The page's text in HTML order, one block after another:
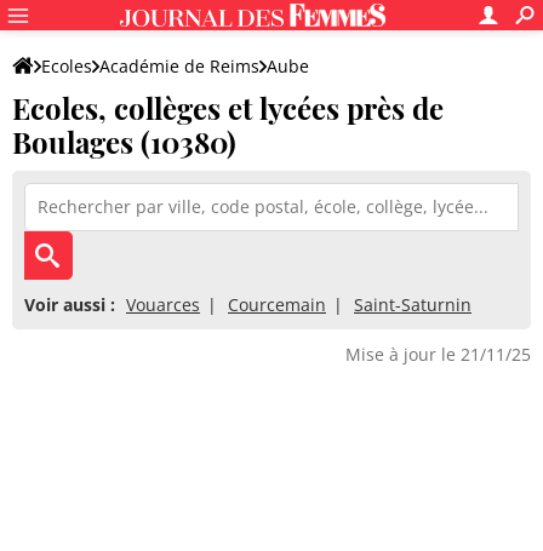
Ecoles Académie de Reims Aube
Ecoles, collèges et lycées près de
Boulages (10380)
Voir aussi : Vouarces Courcemain Saint-Saturnin
Mise à jour le 21/11/25